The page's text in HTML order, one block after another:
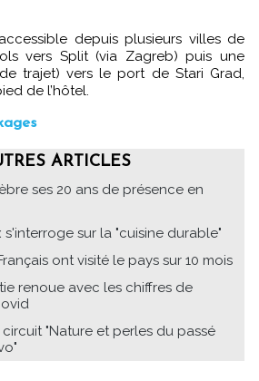
depuis plusieurs villes de
vers Split (via Zagreb) puis une
trajet) vers le port de Stari Grad,
de l’hôtel.
ARTICLES
ses 20 ans de présence en
s'interroge sur la "cuisine durable"
ont visité le pays sur 10 mois
renoue avec les chiffres de
"Nature et perles du passé